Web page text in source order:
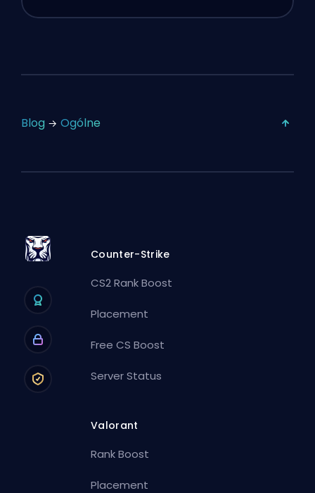
Blog Ogólne
Counter-Strike
CS2 Rank Boost
Placement
Free CS Boost
Server Status
Valorant
Rank Boost
Placement